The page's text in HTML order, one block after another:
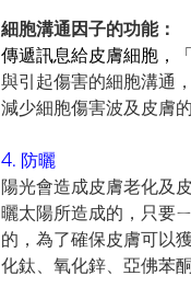
細胞溝通因子的功能：
傳遞訊息給皮膚細胞，
與引起傷害的細胞溝通
減少細胞傷害波及皮膚
4. 防曬
陽光會造成皮膚老化及
曬太陽所造成的，只要
的，為了確保皮膚可以
化鈦、氧化鋅、亞佛苯